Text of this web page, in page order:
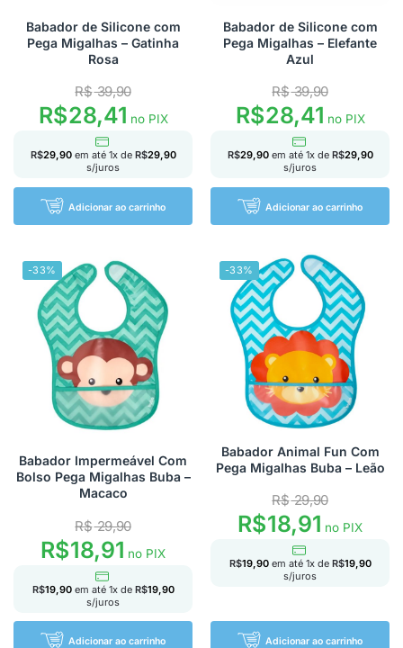
Babador de Silicone com
Pega Migalhas – Gatinha
Rosa
R$39,90
R$28,41 no PIX
R$29,90 em até 1x de R$29,90
s/juros
Adicionar ao carrinho
Babador de Silicone com
Pega Migalhas – Elefante
Azul
R$39,90
R$28,41 no PIX
R$29,90 em até 1x de R$29,90
s/juros
Adicionar ao carrinho
-33%
Babador Impermeável Com
Bolso Pega Migalhas Buba –
Macaco
R$29,90
R$18,91 no PIX
R$19,90 em até 1x de R$19,90
s/juros
Adicionar ao carrinho
-33%
Babador Animal Fun Com
Pega Migalhas Buba – Leão
R$29,90
R$18,91 no PIX
R$19,90 em até 1x de R$19,90
s/juros
Adicionar ao carrinho